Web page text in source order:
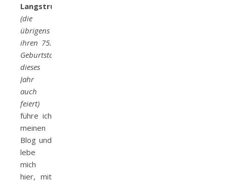
Langstrumpf
(die
übrigens
ihren 75.
Geburtstag
dieses
Jahr
auch
feiert)
führe ich
meinen
Blog und
lebe
mich
hier, mit